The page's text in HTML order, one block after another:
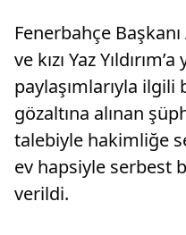
Fenerbahçe Başkanı
ve kızı Yaz
paylaşımlarıyla
gözaltına alınan
talebiyle hakimliğe
ev hapsiyle serbest
verildi.